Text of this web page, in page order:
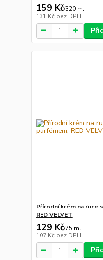
159 Kč/320 ml
131 Kč bez DPH
Přírodní krém na ruce
RED VELVET
129 Kč/75 ml
107 Kč bez DPH